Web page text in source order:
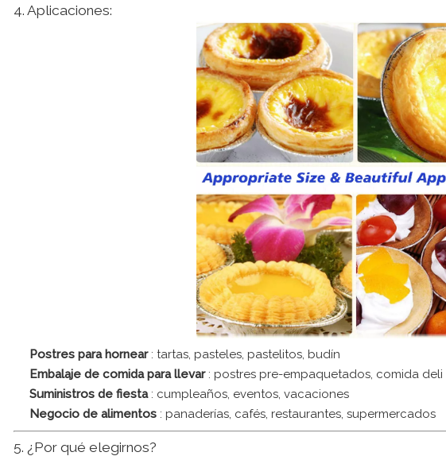
4. Aplicaciones:
Postres para hornear : tartas, pasteles, pastelitos, budín
Embalaje de comida para llevar : postres pre-empaquetados, comida deli
Suministros de fiesta : cumpleaños, eventos, vacaciones
Negocio de alimentos : panaderías, cafés, restaurantes, supermercados
5. ¿Por qué elegirnos?